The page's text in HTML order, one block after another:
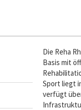
Die Reha
Basis mit
Sport liegt
verfügt